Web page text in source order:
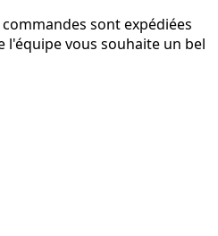
sont expédiées
l'équipe vous souhaite un bel